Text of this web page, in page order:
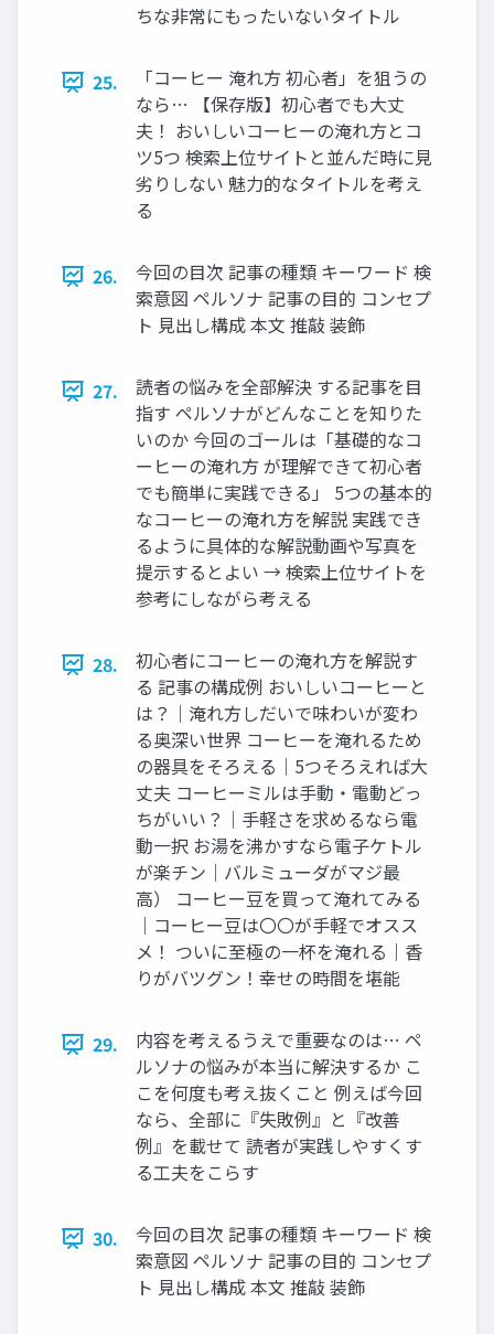
ちな非常にもったいないタイトル
25.
「コーヒー 淹れ方 初心者」を狙うの
なら… 【保存版】初心者でも大丈
夫！ おいしいコーヒーの淹れ方とコ
ツ5つ 検索上位サイトと並んだ時に見
劣りしない 魅力的なタイトルを考え
る
26.
今回の目次 記事の種類 キーワード 検
索意図 ペルソナ 記事の目的 コンセプ
ト 見出し構成 本文 推敲 装飾
27.
読者の悩みを全部解決 する記事を目
指す ペルソナがどんなことを知りた
いのか 今回のゴールは「基礎的なコ
ーヒーの淹れ方 が理解できて初心者
でも簡単に実践できる」 5つの基本的
なコーヒーの淹れ方を解説 実践でき
るように具体的な解説動画や写真を
提示するとよい → 検索上位サイトを
参考にしながら考える
28.
初心者にコーヒーの淹れ方を解説す
る 記事の構成例 おいしいコーヒーと
は？｜淹れ方しだいで味わいが変わ
る奥深い世界 コーヒーを淹れるため
の器具をそろえる｜5つそろえれば大
丈夫 コーヒーミルは手動・電動どっ
ちがいい？｜手軽さを求めるなら電
動一択 お湯を沸かすなら電子ケトル
が楽チン｜バルミューダがマジ最
高） コーヒー豆を買って淹れてみる
｜コーヒー豆は〇〇が手軽でオスス
メ！ ついに至極の一杯を淹れる｜香
りがバツグン！幸せの時間を堪能
29.
内容を考えるうえで重要なのは… ペ
ルソナの悩みが本当に解決するか こ
こを何度も考え抜くこと 例えば今回
なら、全部に『失敗例』と『改善
例』を載せて 読者が実践しやすくす
る工夫をこらす
30.
今回の目次 記事の種類 キーワード 検
索意図 ペルソナ 記事の目的 コンセプ
ト 見出し構成 本文 推敲 装飾